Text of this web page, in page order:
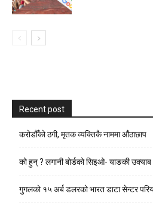
Recent post
करोडौँको ठगी, मृतक व्यक्तिकै नाममा औंठाछाप
को हुन् ? लगानी बोर्डको सिइओ- याङकी उक्याब
गुगलको १५ अर्ब डलरको भारत डाटा सेन्टर